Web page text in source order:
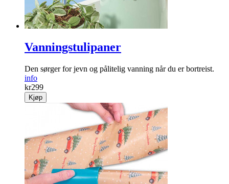
Vanningstulipaner
Den sørger for jevn og pålitelig vanning når du er bortreist.
info
kr299
Kjøp